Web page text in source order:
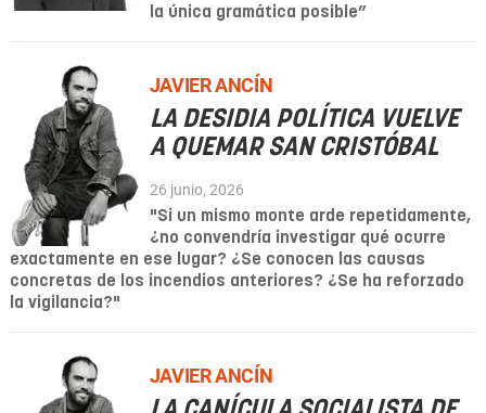
la única gramática posible”
JAVIER ANCÍN
LA DESIDIA POLÍTICA VUELVE
A QUEMAR SAN CRISTÓBAL
26 junio, 2026
"Si un mismo monte arde repetidamente,
¿no convendría investigar qué ocurre
exactamente en ese lugar? ¿Se conocen las causas
concretas de los incendios anteriores? ¿Se ha reforzado
la vigilancia?"
JAVIER ANCÍN